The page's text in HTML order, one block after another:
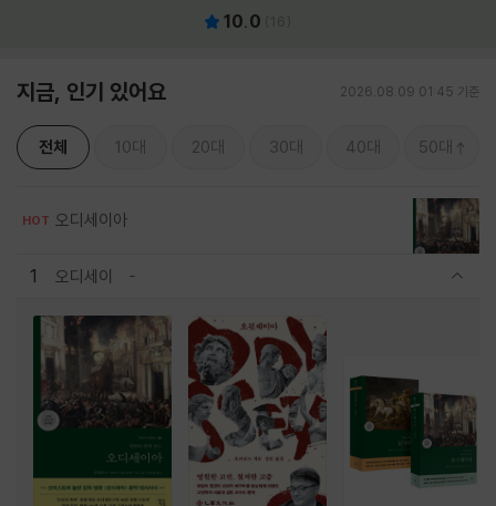
10.0
지금, 인기 있어요 2026.08.09 01:45 기준
전체 10대 20대 30대 40대 50대
HOT 오디세이아
1 오디세이